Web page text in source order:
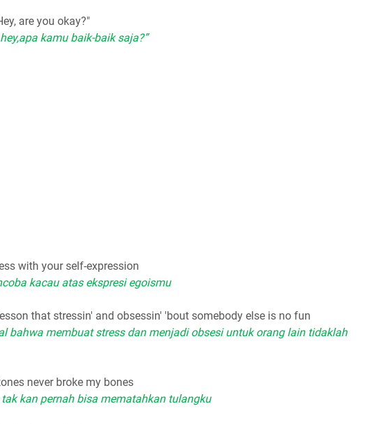
are you okay?"
kamu baik-baik saja?”
with your self-expression
kacau atas ekspresi egoismu
that stressin' and obsessin' 'bout somebody else is no fun
bahwa membuat stress dan menjadi obsesi untuk orang lain tidaklah
never broke my bones
kan pernah bisa mematahkan tulangku